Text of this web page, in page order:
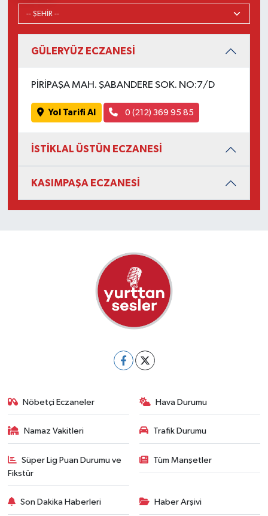
GÜLERYÜZ ECZANESİ
PİRİPAŞA MAH. ŞABANDERE SOK. NO:7/D
Yol Tarifi Al 0 (212) 369 95 85
İSTİKLAL ÜSTÜN ECZANESİ
KASIMPAŞA ECZANESİ
Nöbetçi Eczaneler Hava Durumu
Namaz Vakitleri Trafik Durumu
Süper Lig Puan Durumu ve
Fikstür
Tüm Manşetler
Son Dakika Haberleri Haber Arşivi